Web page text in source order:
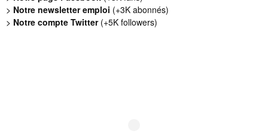
> Notre newsletter emploi (+3K abonnés)
> Notre compte Twitter(+5K followers)